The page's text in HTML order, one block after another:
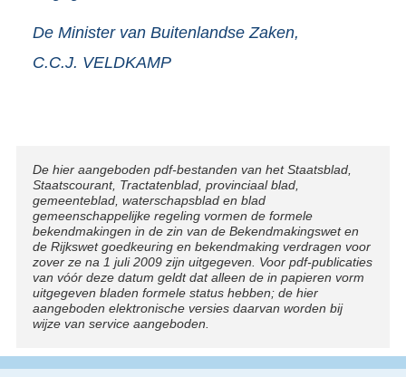
De Minister van Buitenlandse Zaken,
C.C.J. VELDKAMP
Disclaimer
De hier aangeboden pdf-bestanden van het Staatsblad,
Staatscourant, Tractatenblad, provinciaal blad,
gemeenteblad, waterschapsblad en blad
gemeenschappelijke regeling vormen de formele
bekendmakingen in de zin van de Bekendmakingswet en
de Rijkswet goedkeuring en bekendmaking verdragen voor
zover ze na 1 juli 2009 zijn uitgegeven. Voor pdf-publicaties
van vóór deze datum geldt dat alleen de in papieren vorm
uitgegeven bladen formele status hebben; de hier
aangeboden elektronische versies daarvan worden bij
wijze van service aangeboden.